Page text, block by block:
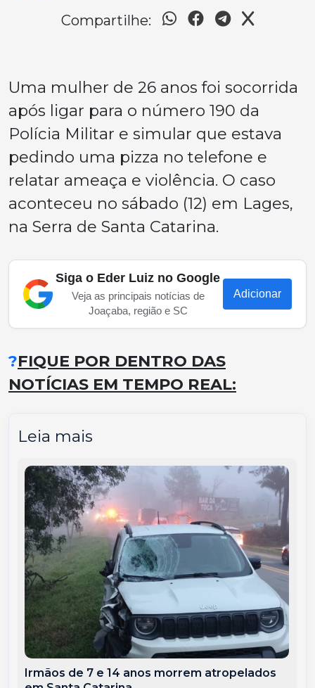
Compartilhe:
Uma mulher de 26 anos foi socorrida
após ligar para o número 190 da
Polícia Militar e simular que estava
pedindo uma pizza no telefone e
relatar ameaça e violência. O caso
aconteceu no sábado (12) em Lages,
na Serra de Santa Catarina.
Siga o Eder Luiz no Google
Veja as principais notícias de
Joaçaba, região e SC
Adicionar
?FIQUE POR DENTRO DAS
NOTÍCIAS EM TEMPO REAL:
Leia mais
Irmãos de 7 e 14 anos morrem atropelados